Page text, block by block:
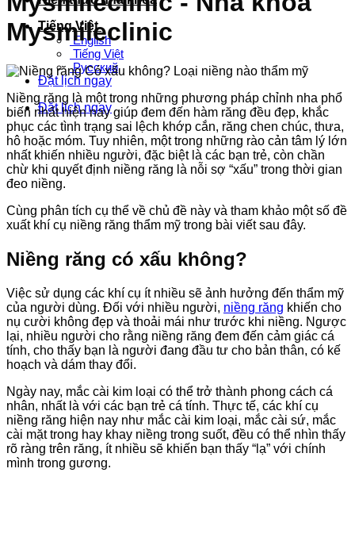
Tiếng Việt
English
Tiếng Việt
Русский
Đặt lịch ngay
Đặt lịch ngay
Mysmileclinic
Niềng răng là một trong những phương pháp chỉnh nha phổ
biến nhất hiện nay giúp đem đến hàm răng đều đẹp, khắc
phục các tình trạng sai lệch khớp cắn, răng chen chúc, thưa,
hô hoặc móm. Tuy nhiên, một trong những rào cản tâm lý lớn
nhất khiến nhiều người, đặc biệt là các bạn trẻ, còn chần
chừ khi quyết định niềng răng là nỗi sợ “xấu” trong thời gian
đeo niềng.
Cùng phân tích cụ thể về chủ đề này và tham khảo một số đề
xuất khí cụ niềng răng thẩm mỹ trong bài viết sau đây.
Niềng răng có xấu không?
Việc sử dụng các khí cụ ít nhiều sẽ ảnh hưởng đến thẩm mỹ
của người dùng. Đối với nhiều người, niềng răng khiến cho
nụ cười không đẹp và thoải mái như trước khi niềng. Ngược
lại, nhiều người cho rằng niềng răng đem đến cảm giác cá
tính, cho thấy bạn là người đang đầu tư cho bản thân, có kế
hoạch và dám thay đổi.
Ngày nay, mắc cài kim loại có thể trở thành phong cách cá
nhân, nhất là với các bạn trẻ cá tính. Thực tế, các khí cụ
niềng răng hiện nay như mắc cài kim loại, mắc cài sứ, mắc
cài mặt trong hay khay niềng trong suốt, đều có thể nhìn thấy
rõ ràng trên răng, ít nhiều sẽ khiến bạn thấy “lạ” với chính
mình trong gương.